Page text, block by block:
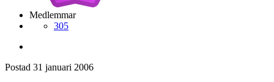
Medlemmar
305
Postad 31 januari 2006